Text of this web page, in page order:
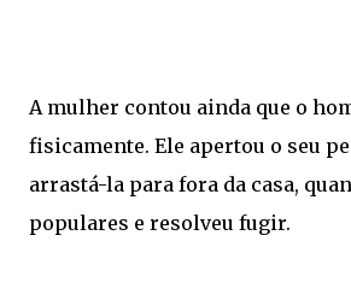
A mulher contou ainda que o
fisicamente. Ele apertou o seu
arrastá-la para fora da casa,
populares e resolveu fugir.